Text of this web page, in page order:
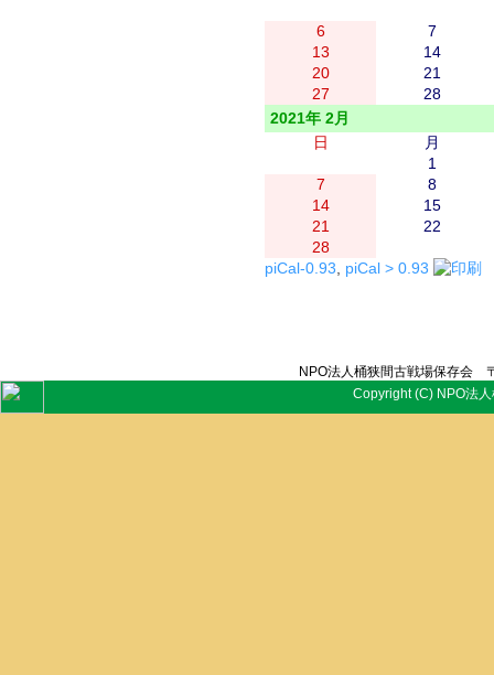
6
7
13
14
20
21
27
28
2021年 2月
日
月
1
7
8
14
15
21
22
28
piCal-0.93, piCal > 0.93
NPO法人桶狭間古戦場保存
Copyright (C) NPO法